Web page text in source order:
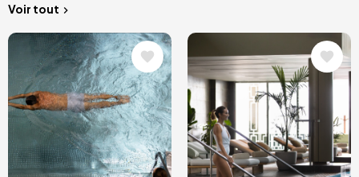
Voir tout
Image Image